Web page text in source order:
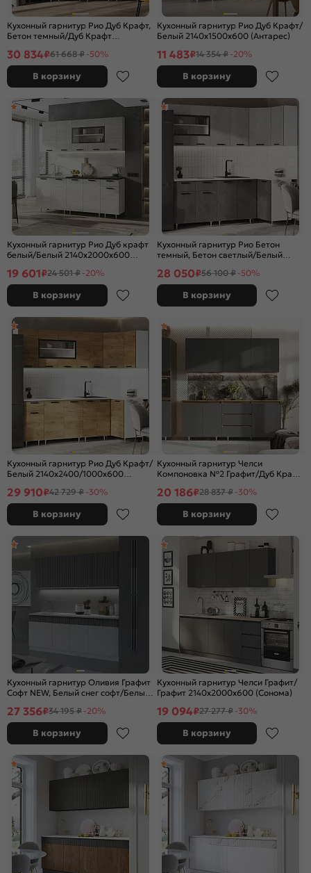
Кухонный гарнитур Рио Дуб Крафт,
Бетон темный/Дуб Крафт
30 834₽61 668 ₽ -50%
В корзину
Кухонный гарнитур Рио Дуб Крафт/
Белый 2140x1500x600 (Антарес)
11 483₽14 354 ₽ -20%
В корзину
Кухонный гарнитур Рио Дуб крафт
белый/Белый 2140x2000x600
19 601₽24 501 ₽ -20%
В корзину
Кухонный гарнитур Рио Бетон
темный, Бетон светлый/Белый
28 050₽56 100 ₽ -50%
В корзину
Кухонный гарнитур Рио Дуб Крафт/
Белый 2140x2400/1000x600
29 910₽42 729 ₽ -30%
В корзину
Кухонный гарнитур Челси
Компоновка №2 Графит/Дуб Крафт
20 186₽28 837 ₽ -30%
В корзину
Кухонный гарнитур Оливия Графит
Софт NEW, Белый снег софт/Белый
27 356₽34 195 ₽ -20%
В корзину
Кухонный гарнитур Челси Графит/
Графит 2140x2000x600 (Сонома)
19 094₽27 277 ₽ -30%
В корзину